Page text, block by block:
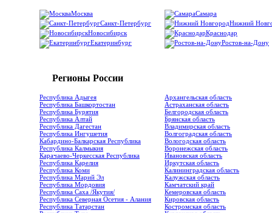
Москва
Санкт-Петербург
Новосибирск
Екатеринбург
Самара
Нижний
Краснодар
Ростов-на-Дону
Регионы России
Республика Адыгея
Республика Башкортостан
Республика Бурятия
Республика Алтай
Республика Дагестан
Республика Ингушетия
Кабардино-Балкарская Республика
Республика Калмыкия
Карачаево-Черкесская Республика
Республика Карелия
Республика Коми
Республика Марий Эл
Республика Мордовия
Республика Саха /Якутия/
Республика Северная Осетия - Алания
Республика Татарстан
Архангельская область
Астраханская область
Белгородская область
Брянская область
Владимирская область
Волгоградская область
Вологодская область
Воронежская область
Ивановская область
Иркутская область
Калининградская область
Калужская область
Камчатский край
Кемеровская область
Кировская область
Костромская область